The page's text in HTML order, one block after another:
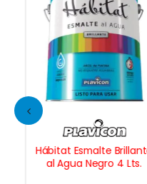
Hábitat Esmalte Brillante
al Agua Negro 4 Lts.